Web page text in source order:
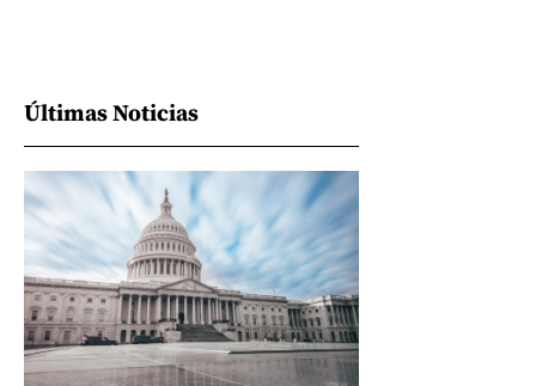
Últimas Noticias